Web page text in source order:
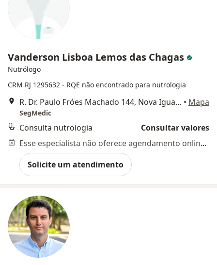
Vanderson Lisboa Lemos das Chagas
Nutrólogo
CRM RJ 1295632 - RQE não encontrado para nutrologia
R. Dr. Paulo Fróes Machado 144, Nova Iguaçu • Mapa
SegMedic
Consulta nutrologia
Consultar valores
Esse especialista não oferece agendamento online para esse endereço.
Solicite um atendimento